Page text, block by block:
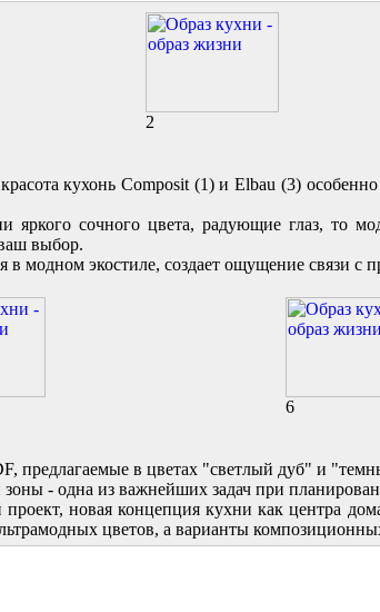
2
кухонь Composit (1) и Elbau (3)
яркого сочного цвета, радующие глаз, то
выбор.
модном экостиле, создает ощущение связи с
6
предлагаемые в цветах "светлый дуб" и
зоны - одна из важнейших задач при
новая концепция кухни как центра
цветов, а варианты